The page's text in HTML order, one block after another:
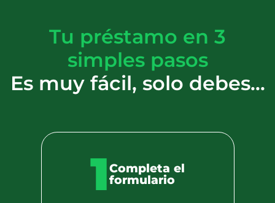
Tu préstamo en 3
simples pasos
Es muy fácil, solo debes...
1Completa el
formulario